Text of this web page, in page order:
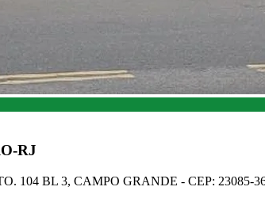
RJ
104 BL 3, CAMPO GRANDE - CEP: 23085-